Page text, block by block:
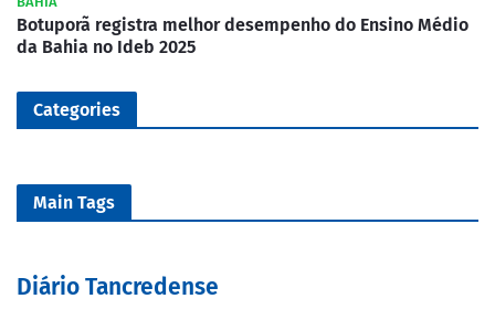
Botuporã registra melhor desempenho do Ensino Médio
da Bahia no Ideb 2025
Categories
Main Tags
Diário Tancredense